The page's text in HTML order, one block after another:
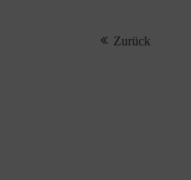
Zurück